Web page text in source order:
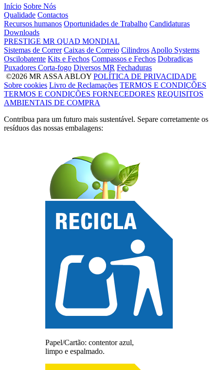
Início Sobre Nós
Qualidade Contactos
Recursos humanos Oportunidades de Trabalho Candidaturas
Downloads
PRESTIGE MR QUAD MONDIAL
Sistemas de Correr Caixas de Correio Cilindros Apollo Systems
Oscilobatente Kits e Fechos Compassos e Fechos Dobradiças
Puxadores Corta-fogo Diversos MR Fechaduras
©2026 MR ASSA ABLOY POLÍTICA DE PRIVACIDADE
Sobre cookies Livro de Reclamações TERMOS E CONDIÇÕES
TERMOS E CONDIÇÕES FORNECEDORES REQUISITOS
AMBIENTAIS DE COMPRA
Contribua para um futuro mais sustentável. Separe corretamente os
resíduos das nossas embalagens:
Papel/Cartão: contentor azul,
limpo e espalmado.